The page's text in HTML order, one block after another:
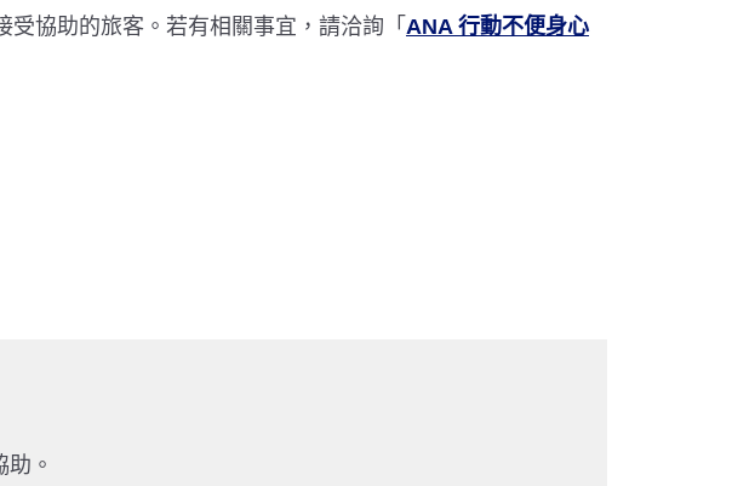
協助的旅客。若有相關事宜，請洽詢「 ANA 行動不便身心
。